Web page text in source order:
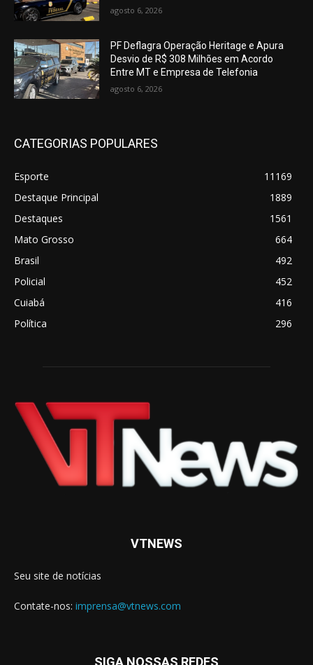
agosto 6, 2026
PF Deflagra Operação Heritage e Apura
Desvio de R$ 308 Milhões em Acordo
Entre MT e Empresa de Telefonia
agosto 6, 2026
CATEGORIAS POPULARES
Esporte
11169
Destaque Principal
1889
Destaques
1561
Mato Grosso
664
Brasil
492
Policial
452
Cuiabá
416
Política
296
VTNEWS
Seu site de notícias
Contate-nos: imprensa@vtnews.com
SIGA NOSSAS REDES